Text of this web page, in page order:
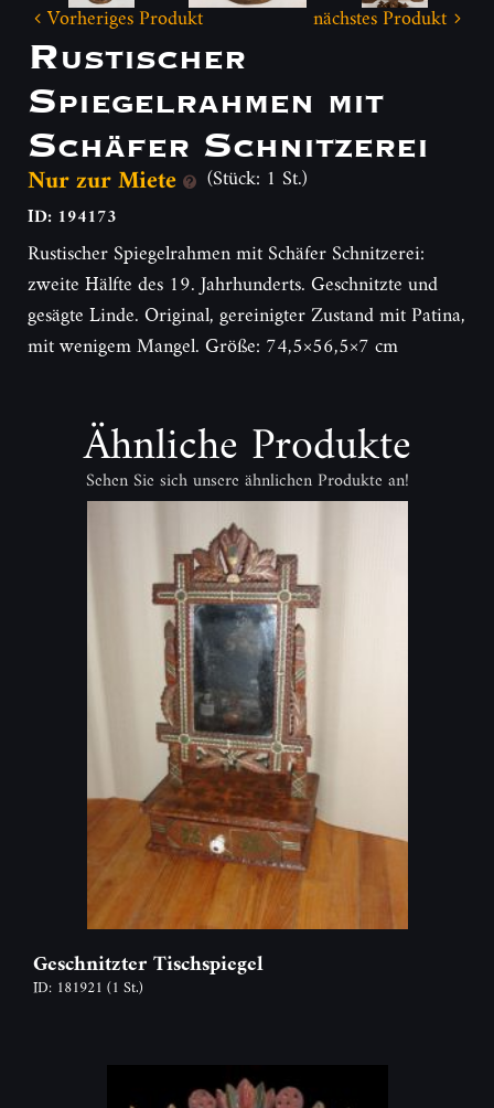
Vorheriges Produkt nächstes Produkt
Rustischer
Spiegelrahmen mit
Schäfer Schnitzerei
Nur zur Miete (Stück: 1 St.)
ID: 194173
Rustischer Spiegelrahmen mit Schäfer Schnitzerei:
zweite Hälfte des 19. Jahrhunderts. Geschnitzte und
gesägte Linde. Original, gereinigter Zustand mit Patina,
mit wenigem Mangel. Größe: 74,5×56,5×7 cm
Ähnliche Produkte
Sehen Sie sich unsere ähnlichen Produkte an!
Geschnitzter Tischspiegel
ID: 181921 (1 St.)